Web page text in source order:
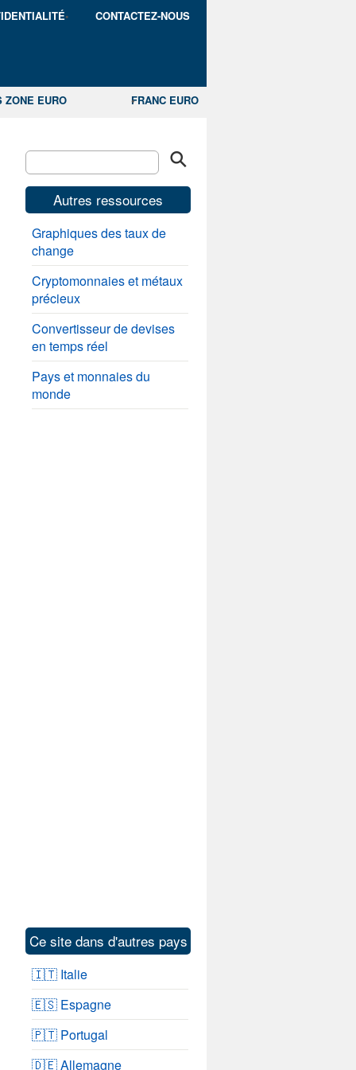
CONTACTEZ-NOUS
ZONE EURO FRANC EURO
Autres ressources
Graphiques des taux de
change
Cryptomonnaies et métaux
précieux
Convertisseur de devises
en temps réel
Pays et monnaies du
monde
Ce site dans d'autres pays
🇮🇹 Italie
🇪🇸 Espagne
🇵🇹 Portugal
🇩🇪 Allemagne